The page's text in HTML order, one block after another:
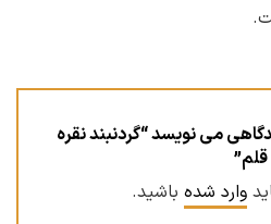
می نویسد “گردنبند نقره
قلم”
وارد شده باشید.